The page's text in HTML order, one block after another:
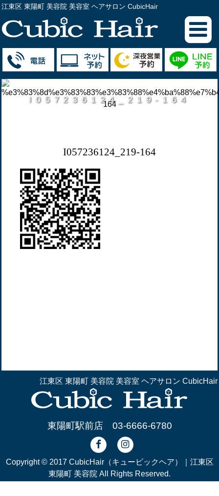
江東区 東陽町 美容院 美容室 ヘアサロン CubicHair
I057236124_219-164
I057236124_219-164
江東区 東陽町 美容院 美容室 ヘアサロン CubicHair
東陽町駅前店 03-6666-6780
Copyright © 2017 CubicHair（キュービックヘア）｜江東区
東陽町 美容院 All Rights Reserved.